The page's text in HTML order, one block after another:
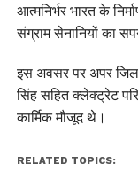
आत्मनिर्भर भारत के
संग्राम सेनानियों का
इस अवसर पर अपर
सिंह सहित क्लेक्ट्रेट
कार्मिक मौजूद थे।
RELATED TOPICS: